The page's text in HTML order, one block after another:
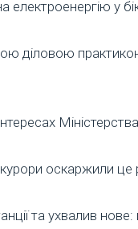
у
діловою
оскаржили це
та ухвалив